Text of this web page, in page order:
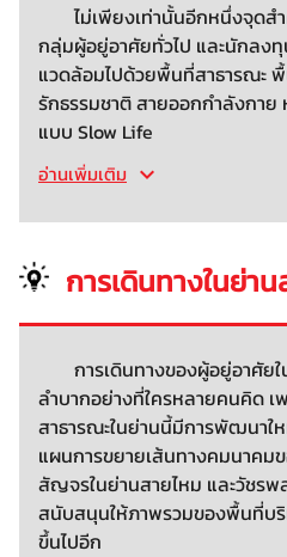
ไม่เพียงเท่านั้นอีกหนึ่งจุด
กลุ่มผู้อยู่อาศัยทั่วไป และนักลง
แวดล้อมไปด้วยพื้นที่สาธารณะ พื้
รักธรรมชาติ สายออกกำลังกาย
แบบ Slow Life
อ่านเพิ่มเติม
การเดินทางในย่า
การเดินทางของผู้อยู่อาศัย
ลำบากอย่างที่ใครหลายคนคิด เ
สาธารณะในย่านนี้มีการพัฒนาใ
แผนการขยายเส้นทางคมนาคม
สัญจรในย่านสายไหม และวัชร
สนับสนุนให้ภาพรวมของพื้นที่บ
ขึ้นไปอีก